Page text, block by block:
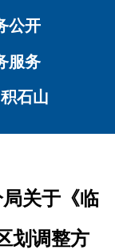
公开
服务
石山
关于《临
划调整方